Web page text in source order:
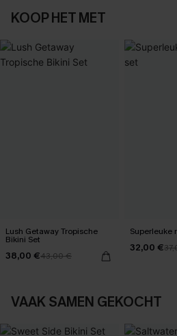
KOOP HET MET
Lush Getaway Tropische
Bikini Set
38,00 €43,00 €
Superleuke
32,00 €
VAAK SAMEN GEKOCHT